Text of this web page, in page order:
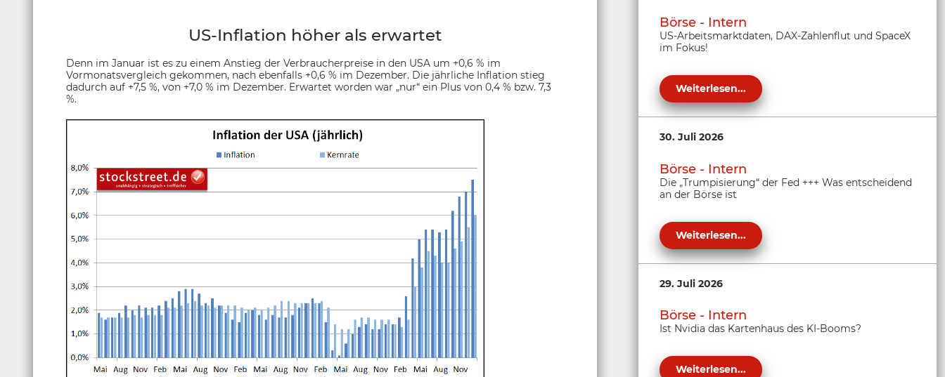
US-Inflation höher als erwartet
Denn im Januar ist es zu einem Anstieg der Verbraucherpreise in den USA um +0,6 % im
Vormonatsvergleich gekommen, nach ebenfalls +0,6 % im Dezember. Die jährliche Inflation stieg
dadurch auf +7,5 %, von +7,0 % im Dezember. Erwartet worden war „nur“ ein Plus von 0,4 % bzw. 7,3
%.
Börse - Intern
US-Arbeitsmarktdaten, DAX-Zahlenflut und SpaceX
im Fokus!
Weiterlesen...
30. Juli 2026
Börse - Intern
Die „Trumpisierung“ der Fed +++ Was entscheidend
an der Börse ist
Weiterlesen...
29. Juli 2026
Börse - Intern
Ist Nvidia das Kartenhaus des KI-Booms?
Weiterlesen...